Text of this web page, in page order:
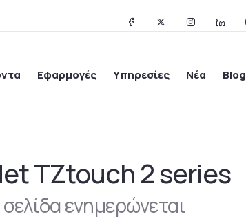
Εφαρμογές Υπηρεσίες Νέα Blog
TZtouch 2 series
ενημερώνεται